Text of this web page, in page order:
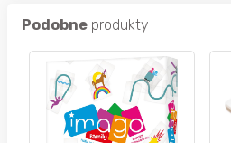
Podobne produkty